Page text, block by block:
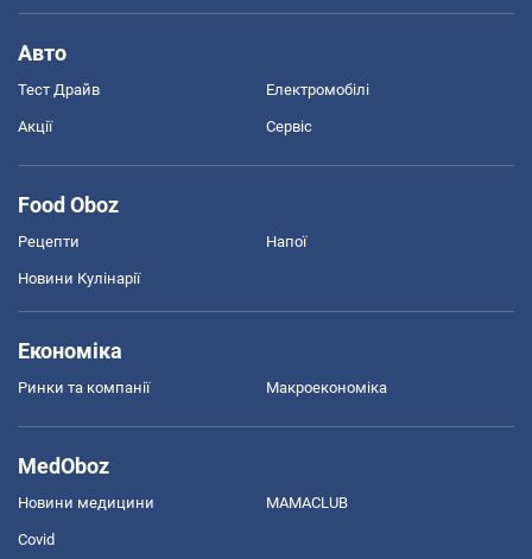
Авто
Тест Драйв Електромобілі
Акції Сервіс
Food Oboz
Рецепти Напої
Новини Кулінарії
Економіка
Ринки та компанії Макроекономіка
MedOboz
Новини медицини MAMACLUB
Covid